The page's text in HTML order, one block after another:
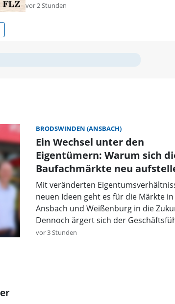
vor 2 Stunden
BRODSWINDEN (ANSBACH)
Ein Wechsel unter den
Eigentümern: Warum sich
Baufachmärkte neu
Mit veränderten
neuen Ideen geht es für die Märkte in
Ansbach und Weißenburg in die
Dennoch ärgert sich der
vor 3 Stunden